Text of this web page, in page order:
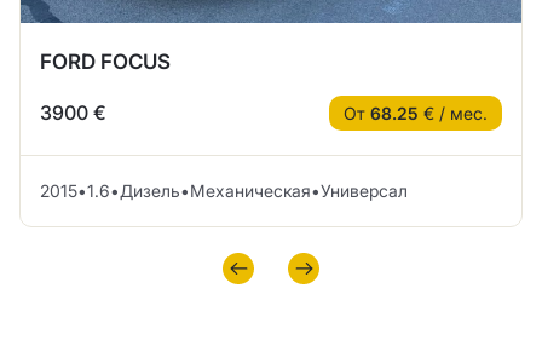
FORD FOCUS
3900 € От 68.25 € / мес.
2015•1.6•Дизель•Механическая•Универсал